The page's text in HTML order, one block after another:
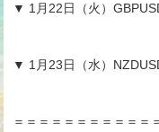
▼ 1月22日（火）
▼ 1月23日（水）
＝＝＝＝＝＝＝＝＝＝＝